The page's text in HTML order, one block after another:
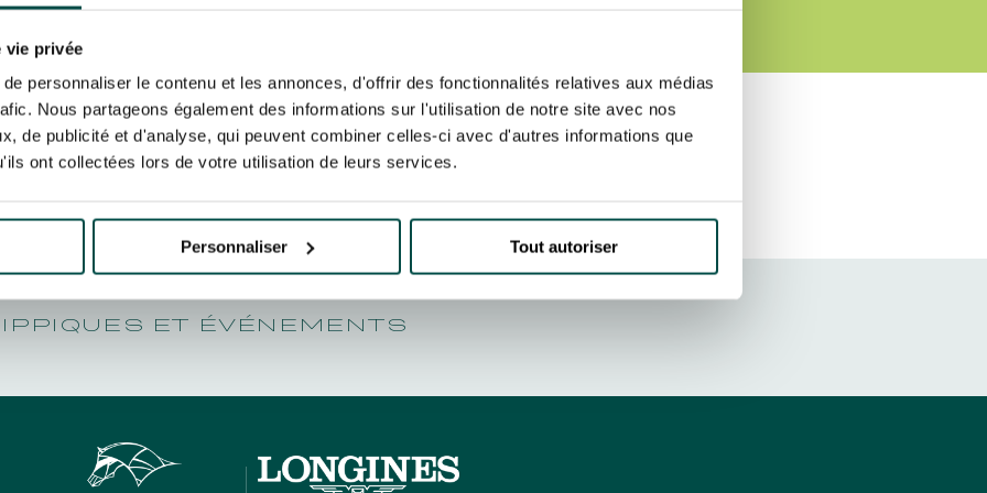
vie privée
personnaliser le contenu et les annonces, d'offrir des fonctionnalités relatives aux médias
Nous partageons également des informations sur l'utilisation de notre site avec nos
de publicité et d'analyse, qui peuvent combiner celles-ci avec d'autres informations que
ont collectées lors de votre utilisation de leurs services.
Personnaliser Tout autoriser
- 14 JUILLET
S’ABONNER
à tout moment vous désabonner en utilisant le lien de désabonnement intégré dans la newsletter.En savoir plussur
.
NUMBER
ET ÉVÉNEMENTS